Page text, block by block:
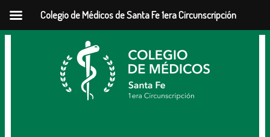
Colegio de Médicos de Santa Fe 1era Circunscripción